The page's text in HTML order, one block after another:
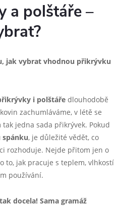
a polštáře –
jak vybrat vhodnou přikrývku
i polštáře dlouhodobě
zachumláváme, v létě se
jedna sada přikrývek. Pokud
, je důležité vědět, co
rozhoduje. Nejde přitom jen o
to, jak pracuje s teplem, vlhkostí
používání.
docela! Sama gramáž